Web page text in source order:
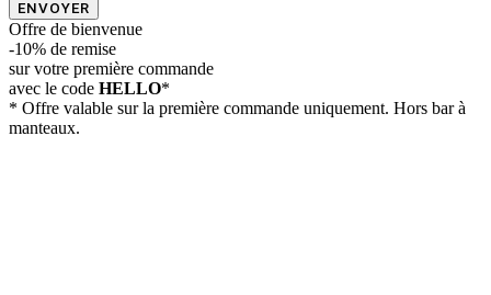
ENVOYER
Offre de bienvenue
-10% de remise
sur votre première commande
avec le code HELLO*
* Offre valable sur la première commande uniquement. Hors bar à
manteaux.